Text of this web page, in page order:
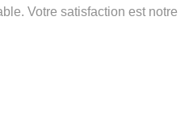
Votre satisfaction est notre